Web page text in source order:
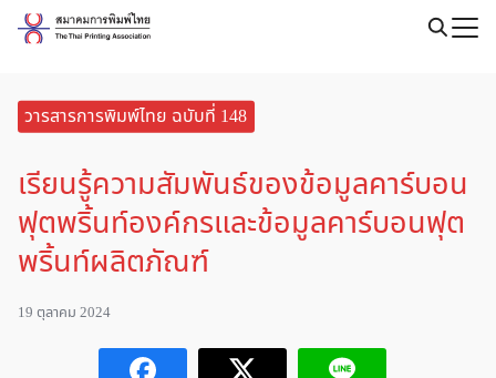
Skip
วารสารการพิมพ์ไทย ฉบับที่ 148
เรียนรู้ความสัมพันธ์ของข้อมูลคาร์บอน
ฟุตพริ้นท์องค์กรและข้อมูลคาร์บอนฟุต
พริ้นท์ผลิตภัณฑ์
19 ตุลาคม 2024